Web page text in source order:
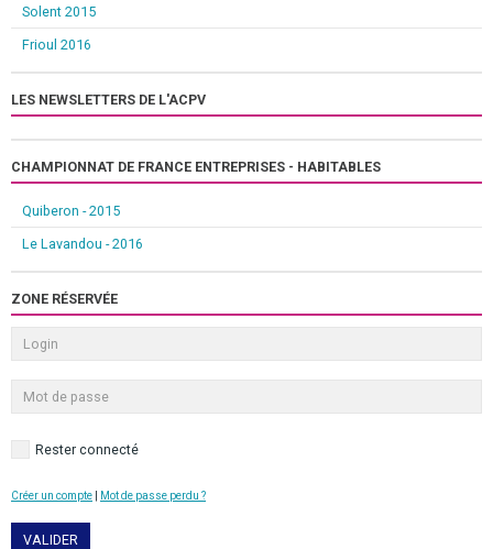
Solent 2015
Frioul 2016
LES NEWSLETTERS DE L'ACPV
CHAMPIONNAT DE FRANCE ENTREPRISES - HABITABLES
Quiberon - 2015
Le Lavandou - 2016
ZONE RÉSERVÉE
Rester connecté
Créer un compte Mot de passe perdu ?
VALIDER